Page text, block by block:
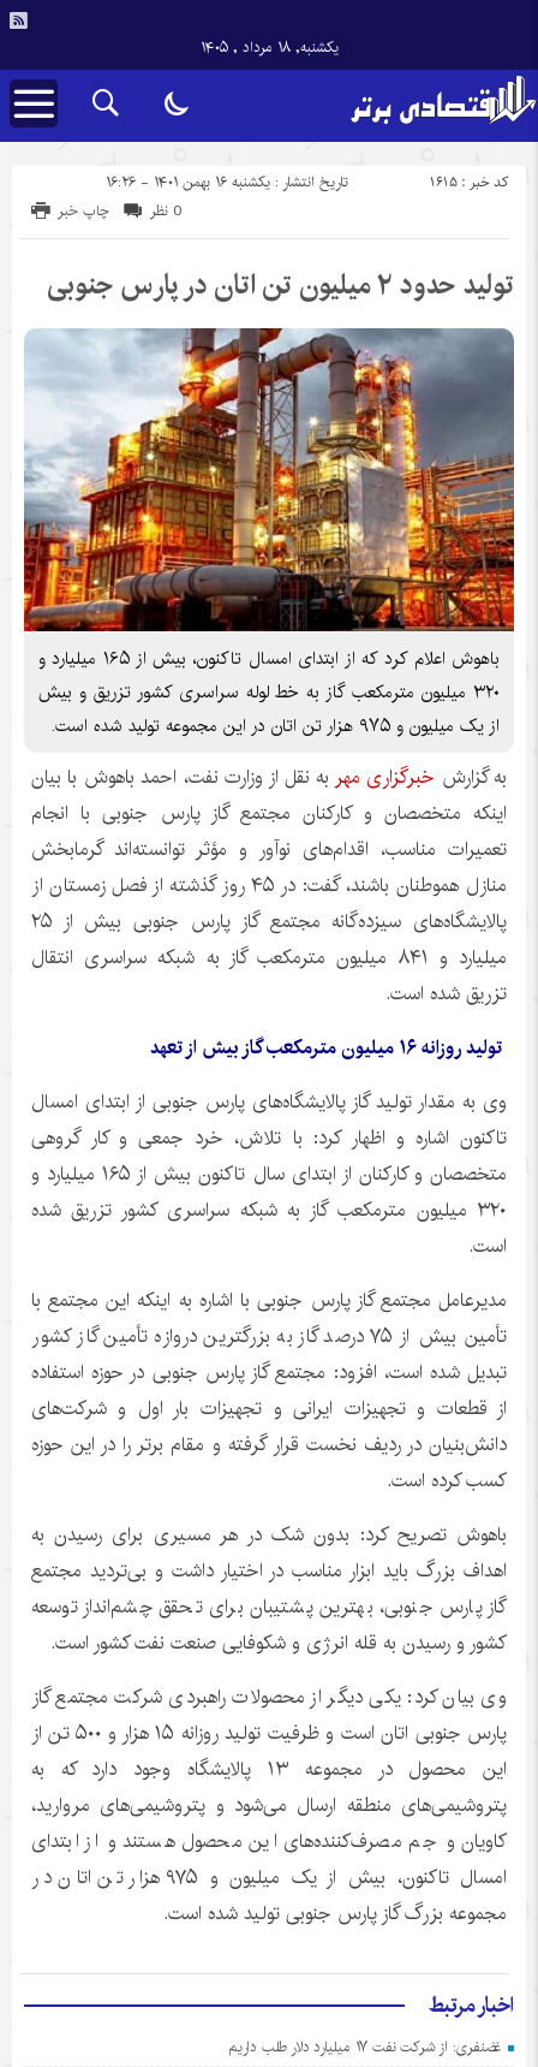
یکشنبه, ۱۸ مرداد , ۱۴۰۵
تاریخ انتشار : یکشنبه ۱۶ بهمن ۱۴۰۱ - ۱۶:۲۶ کد خبر : 1615
چاپ خبر 0 نظر
تولید حدود ۲ میلیون تن اتان در پارس جنوبی
باهوش اعلام کرد که از ابتدای امسال تاکنون، بیش از ۱۶۵ میلیارد و
۳۲۰ میلیون مترمکعب گاز به خط لوله سراسری کشور تزریق و بیش
از یک میلیون و ۹۷۵ هزار تن اتان در این مجموعه تولید شده است.
به گزارش خبرگزاری مهر به نقل از وزارت نفت، احمد باهوش با بیان
اینکه متخصصان و کارکنان مجتمع گاز پارس جنوبی با انجام
تعمیرات مناسب، اقدام‌های نوآور و مؤثر توانسته‌اند گرمابخش
منازل هموطنان باشند، گفت: در ۴۵ روز گذشته از فصل زمستان از
پالایشگاه‌های سیزده‌گانه مجتمع گاز پارس جنوبی بیش از ۲۵
میلیارد و ۸۴۱ میلیون مترمکعب گاز به شبکه سراسری انتقال
تزریق شده است.
تولید روزانه ۱۶ میلیون مترمکعب گاز بیش از تعهد
وی به مقدار تولید گاز پالایشگاه‌های پارس جنوبی از ابتدای امسال
تاکنون اشاره و اظهار کرد: با تلاش، خرد جمعی و کار گروهی
متخصصان و کارکنان از ابتدای سال تاکنون بیش از ۱۶۵ میلیارد و
۳۲۰ میلیون مترمکعب گاز به شبکه سراسری کشور تزریق شده
است.
مدیرعامل مجتمع گاز پارس جنوبی با اشاره به اینکه این مجتمع با
تأمین بیش از ۷۵ درصد گاز به بزرگترین دروازه تأمین گاز کشور
تبدیل شده است، افزود: مجتمع گاز پارس جنوبی در حوزه استفاده
از قطعات و تجهیزات ایرانی و تجهیزات بار اول و شرکت‌های
دانش‌بنیان در ردیف نخست قرار گرفته و مقام برتر را در این حوزه
کسب کرده است.
باهوش تصریح کرد: بدون شک در هر مسیری برای رسیدن به
اهداف بزرگ باید ابزار مناسب در اختیار داشت و بی‌تردید مجتمع
گاز پارس جنوبی، بهترین پشتیبان برای تحقق چشم‌انداز توسعه
کشور و رسیدن به قله انرژی و شکوفایی صنعت نفت کشور است.
وی بیان کرد: یکی دیگر از محصولات راهبردی شرکت مجتمع گاز
پارس جنوبی اتان است و ظرفیت تولید روزانه ۱۵ هزار و ۵۰۰ تن از
این محصول در مجموعه ۱۳ پالایشگاه وجود دارد که به
پتروشیمی‌های منطقه ارسال می‌شود و پتروشیمی‌های مروارید،
کاویان و جم مصرف‌کننده‌های این محصول هستند و از ابتدای
امسال تاکنون، بیش از یک میلیون و ۹۷۵ هزار تن اتان در
مجموعه بزرگ گاز پارس جنوبی تولید شده است.
اخبار مرتبط
غضنفری: از شرکت نفت ۱۷ میلیارد دلار طلب داریم